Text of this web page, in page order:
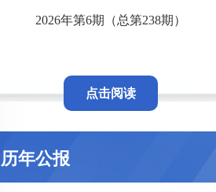
2026年第6期（总第238期）
点击阅读
历年公报